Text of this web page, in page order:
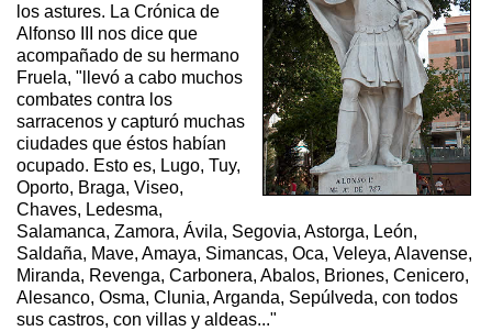
los astures. La Crónica de
Alfonso III nos dice que
acompañado de su hermano
Fruela, "llevó a cabo muchos
combates contra los
sarracenos y capturó muchas
ciudades que éstos habían
ocupado. Esto es, Lugo, Tuy,
Oporto, Braga, Viseo,
Chaves, Ledesma,
Salamanca, Zamora, Ávila, Segovia, Astorga, León,
Saldaña, Mave, Amaya, Simancas, Oca, Veleya, Alavense,
Miranda, Revenga, Carbonera, Abalos, Briones, Cenicero,
Alesanco, Osma, Clunia, Arganda, Sepúlveda, con todos
sus castros, con villas y aldeas..."